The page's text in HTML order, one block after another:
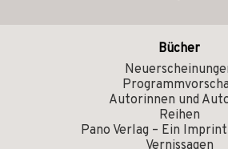
Bücher
Autorinnen und
Reihen
Pano Verlag – Ein
Vernissagen